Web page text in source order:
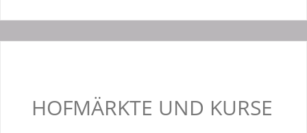
HOFMÄRKTE UND KURSE